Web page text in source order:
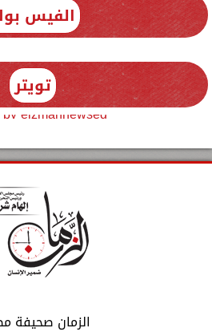
الفيس
تويتر
elzmannewseg
الزمان صحيفة